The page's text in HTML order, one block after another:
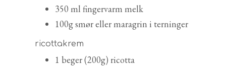
350 ml fingervarm melk
100g smør eller maragrin i terninger
ricottakrem
1 beger (200g) ricotta